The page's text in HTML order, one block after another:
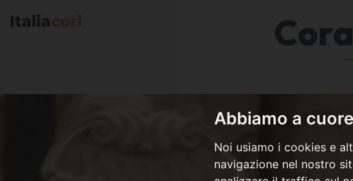
Abbiamo a
Noi usiamo i cookies e
navigazione nel nostro